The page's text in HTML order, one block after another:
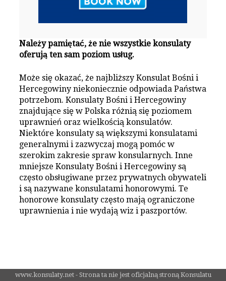
Należy pamiętać, że nie wszystkie konsulaty
oferują ten sam poziom usług.
Może się okazać, że najbliższy Konsulat Bośni i
Hercegowiny niekoniecznie odpowiada Państwa
potrzebom. Konsulaty Bośni i Hercegowiny
znajdujące się w Polska różnią się poziomem
uprawnień oraz wielkością konsulatów.
Niektóre konsulaty są większymi konsulatami
generalnymi i zazwyczaj mogą pomóc w
szerokim zakresie spraw konsularnych. Inne
mniejsze Konsulaty Bośni i Hercegowiny są
często obsługiwane przez prywatnych obywateli
i są nazywane konsulatami honorowymi. Te
honorowe konsulaty często mają ograniczone
uprawnienia i nie wydają wiz i paszportów.
www.konsulaty.net - Strona ta nie jest oficjalną stroną Konsulatu